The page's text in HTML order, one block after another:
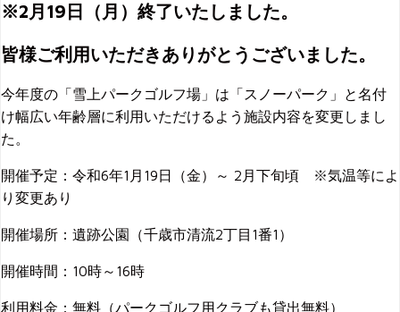
※2月19日（月）終了いたしました。
皆様ご利用いただきありがとうございました。
今年度の「雪上パークゴルフ場」は「スノーパーク」と名付
け幅広い年齢層に利用いただけるよう施設内容を変更しまし
た。
開催予定：令和6年1月19日（金）～ 2月下旬頃 ※気温等によ
り変更あり
開催場所：遺跡公園（千歳市清流2丁目1番1）
開催時間：10時～16時
利用料金：無料（パークゴルフ用クラブも貸出無料）